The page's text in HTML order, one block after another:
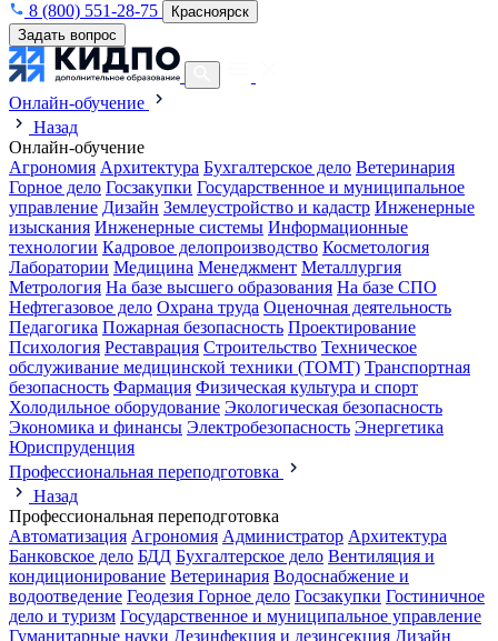
8 (800) 551-28-75
Красноярск
Задать вопрос
Онлайн-обучение
Назад
Онлайн-обучение
Агрономия Архитектура Бухгалтерское дело Ветеринария
Горное дело Госзакупки Государственное и муниципальное
управление Дизайн Землеустройство и кадастр Инженерные
изыскания Инженерные системы Информационные
технологии Кадровое делопроизводство Косметология
Лаборатории Медицина Менеджмент Металлургия
Метрология На базе высшего образования На базе СПО
Нефтегазовое дело Охрана труда Оценочная деятельность
Педагогика Пожарная безопасность Проектирование
Психология Реставрация Строительство Техническое
обслуживание медицинской техники (ТОМТ) Транспортная
безопасность Фармация Физическая культура и спорт
Холодильное оборудование Экологическая безопасность
Экономика и финансы Электробезопасность Энергетика
Юриспруденция
Профессиональная переподготовка
Назад
Профессиональная переподготовка
Автоматизация Агрономия Администратор Архитектура
Банковское дело БДД Бухгалтерское дело Вентиляция и
кондиционирование Ветеринария Водоснабжение и
водоотведение Геодезия Горное дело Госзакупки Гостиничное
дело и туризм Государственное и муниципальное управление
Гуманитарные науки Дезинфекция и дезинсекция Дизайн